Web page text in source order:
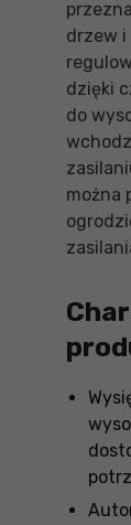
drzew i
dzięki
do
można